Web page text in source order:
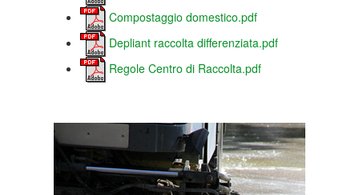
Compostaggio domestico.pdf
Depliant raccolta differenziata.pdf
Regole Centro di Raccolta.pdf